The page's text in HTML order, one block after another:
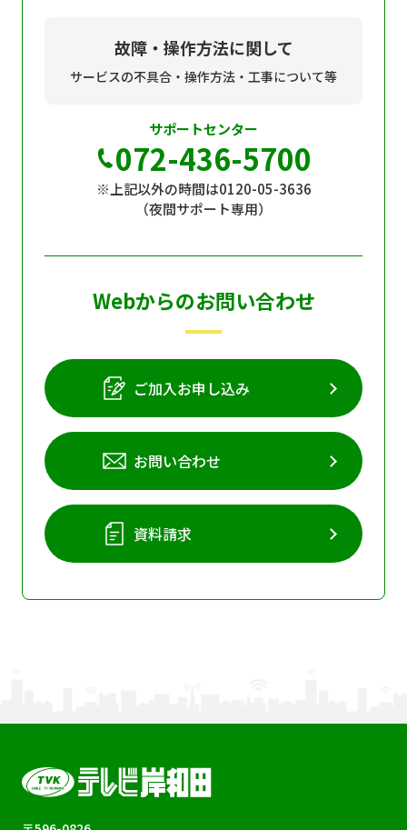
故障・操作方法に関して
サービスの不具合・操作方法・工事について等
サポートセンター
072-436-5700
※上記以外の時間は0120-05-3636
（夜間サポート専用）
Webからのお問い合わせ
ご加入お申し込み
お問い合わせ
資料請求